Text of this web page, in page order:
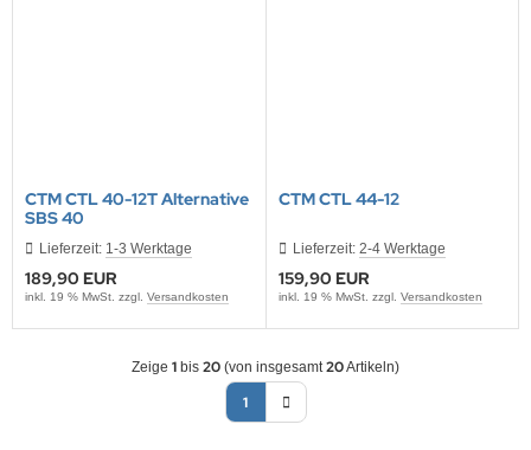
CTM CTL 40-12T Alternative
SBS 40
Lieferzeit: 1-3 Werktage
189,90 EUR
inkl. 19 % MwSt. zzgl. Versandkosten
CTM CTL 44-12
Lieferzeit: 2-4 Werktage
159,90 EUR
inkl. 19 % MwSt. zzgl. Versandkosten
Zeige 1 bis 20 (von insgesamt20Artikeln)
1